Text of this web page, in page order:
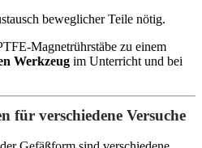
beweglicher Teile nötig.
Magnetrührstäbe zu einem
Werkzeug im Unterricht und bei
für verschiedene Versuche